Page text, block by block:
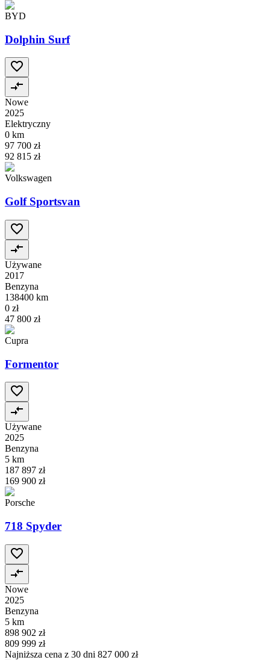
BYD
Dolphin Surf
Nowe
2025
Elektryczny
0 km
97 700 zł
92 815 zł
Volkswagen
Golf Sportsvan
Używane
2017
Benzyna
138400 km
0 zł
47 800 zł
Cupra
Formentor
Używane
2025
Benzyna
5 km
187 897 zł
169 900 zł
Porsche
718 Spyder
Nowe
2025
Benzyna
5 km
898 902 zł
809 999 zł
Najniższa cena z 30 dni 827 000 zł